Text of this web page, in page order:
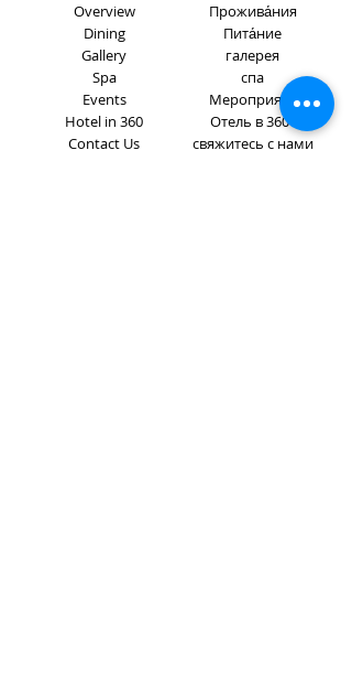
Overview
Dining
Gallery
Spa
Events
Hotel in 360
Contact Us
Прожива́ния
Пита́ние
галерея
спа
Мероприяти
Отель в 360º
свяжитесь с нами